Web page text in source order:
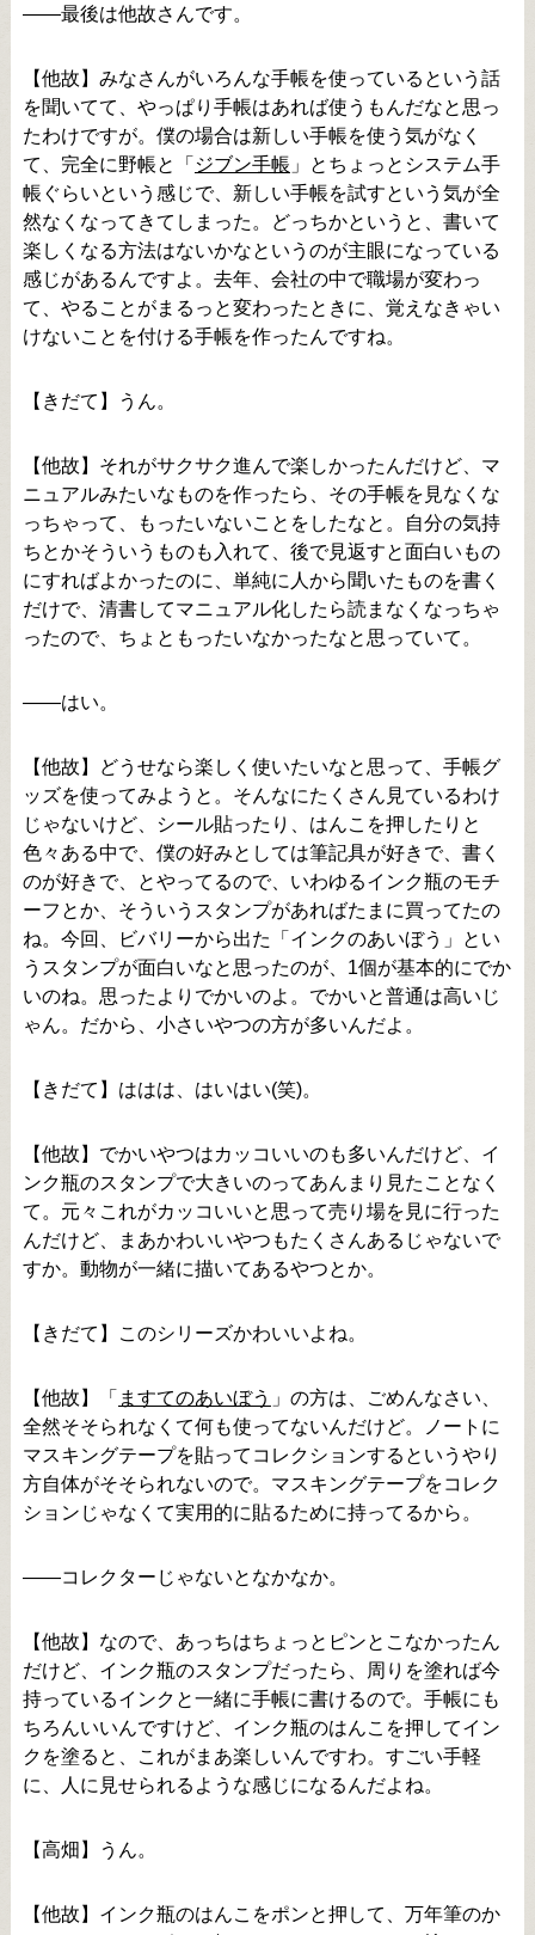
――最後は他故さんです。
【他故】みなさんがいろんな手帳を使っているという話
を聞いてて、やっぱり手帳はあれば使うもんだなと思っ
たわけですが。僕の場合は新しい手帳を使う気がなく
て、完全に野帳と「 ジブン手帳 」とちょっとシステム手
帳ぐらいという感じで、新しい手帳を試すという気が全
然なくなってきてしまった。どっちかというと、書いて
楽しくなる方法はないかなというのが主眼になっている
感じがあるんですよ。去年、会社の中で職場が変わっ
て、やることがまるっと変わったときに、覚えなきゃい
けないことを付ける手帳を作ったんですね。
【きだて】うん。
【他故】それがサクサク進んで楽しかったんだけど、マ
ニュアルみたいなものを作ったら、その手帳を見なくな
っちゃって、もったいないことをしたなと。自分の気持
ちとかそういうものも入れて、後で見返すと面白いもの
にすればよかったのに、単純に人から聞いたものを書く
だけで、清書してマニュアル化したら読まなくなっちゃ
ったので、ちょともったいなかったなと思っていて。
――はい。
【他故】どうせなら楽しく使いたいなと思って、手帳グ
ッズを使ってみようと。そんなにたくさん見ているわけ
じゃないけど、シール貼ったり、はんこを押したりと
色々ある中で、僕の好みとしては筆記具が好きで、書く
のが好きで、とやってるので、いわゆるインク瓶のモチ
ーフとか、そういうスタンプがあればたまに買ってたの
ね。今回、ビバリーから出た「インクのあいぼう」とい
うスタンプが面白いなと思ったのが、1個が基本的にでか
いのね。思ったよりでかいのよ。でかいと普通は高いじ
ゃん。だから、小さいやつの方が多いんだよ。
【きだて】ははは、はいはい(笑)。
【他故】でかいやつはカッコいいのも多いんだけど、イ
ンク瓶のスタンプで大きいのってあんまり見たことなく
て。元々これがカッコいいと思って売り場を見に行った
んだけど、まあかわいいやつもたくさんあるじゃないで
すか。動物が一緒に描いてあるやつとか。
【きだて】このシリーズかわいいよね。
【他故】「 ますてのあいぼう 」の方は、ごめんなさい、
全然そそられなくて何も使ってないんだけど。ノートに
マスキングテープを貼ってコレクションするというやり
方自体がそそられないので。マスキングテープをコレク
ションじゃなくて実用的に貼るために持ってるから。
――コレクターじゃないとなかなか。
【他故】なので、あっちはちょっとピンとこなかったん
だけど、インク瓶のスタンプだったら、周りを塗れば今
持っているインクと一緒に手帳に書けるので。手帳にも
ちろんいいんですけど、インク瓶のはんこを押してイン
クを塗ると、これがまあ楽しいんですわ。すごい手軽
に、人に見せられるような感じになるんだよね。
【高畑】うん。
【他故】インク瓶のはんこをポンと押して、万年筆のか